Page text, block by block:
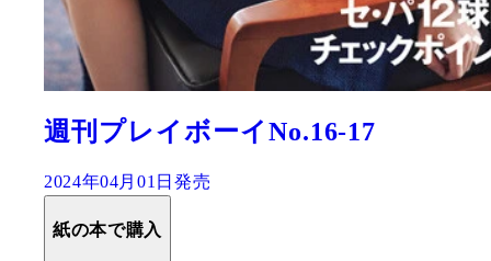
週刊プレイボーイNo.16-17
2024年04月01日発売
紙の本で購入